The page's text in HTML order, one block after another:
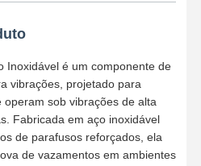
Inoxidável é um componente de
vibrações, projetado para
sob vibrações de alta
Fabricada em aço inoxidável
de parafusos reforçados, ela
de vazamentos em ambientes